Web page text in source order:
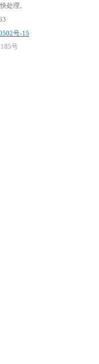
处理。
号-15
号